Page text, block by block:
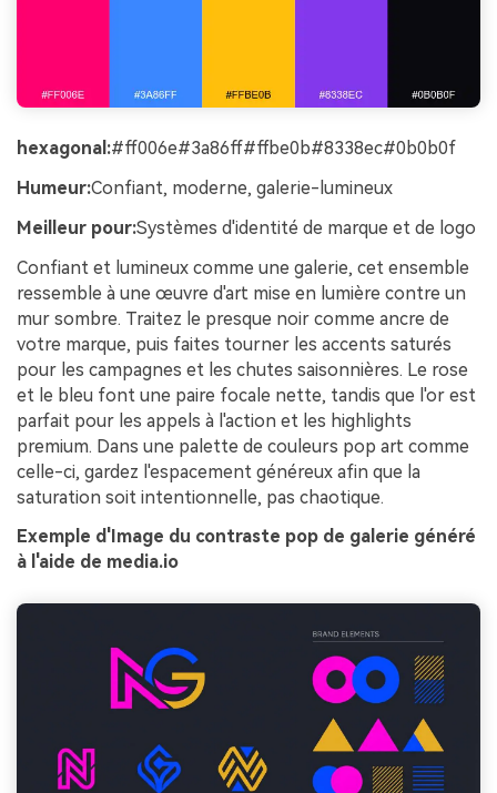
hexagonal:#ff006e#3a86ff#ffbe0b#8338ec#0b0b0f
Humeur:Confiant, moderne, galerie-lumineux
Meilleur pour:Systèmes d'identité de marque et de logo
Confiant et lumineux comme une galerie, cet ensemble
ressemble à une œuvre d'art mise en lumière contre un
mur sombre. Traitez le presque noir comme ancre de
votre marque, puis faites tourner les accents saturés
pour les campagnes et les chutes saisonnières. Le rose
et le bleu font une paire focale nette, tandis que l'or est
parfait pour les appels à l'action et les highlights
premium. Dans une palette de couleurs pop art comme
celle-ci, gardez l'espacement généreux afin que la
saturation soit intentionnelle, pas chaotique.
Exemple d'Image du contraste pop de galerie généré
à l'aide de media.io